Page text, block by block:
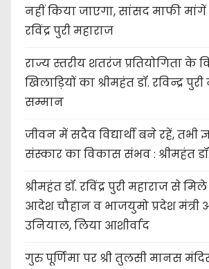
नहीं किया जाएगा, सांसद माफी मांगें :
रविंद्र पुरी महाराज
राज्य स्तरीय शतरंज प्रतियोगिता के
खिलाड़ियों का श्रीमहंत डॉ. रविन्द्र
सम्मान
जीवन में सदैव विद्यार्थी बने रहें, तभी
संस्कार का विकास संभव : श्रीमहंत डॉ.
श्रीमहंत डॉ. रविंद्र पुरी महाराज से
आदेश चौहान व भाजयुमो प्रदेश मंत्री
उनियाल, लिया आशीर्वाद
गुरु पूर्णिमा पर श्री तुलसी मानस